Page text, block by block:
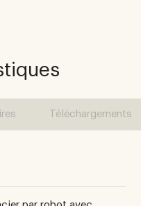
Téléchargements